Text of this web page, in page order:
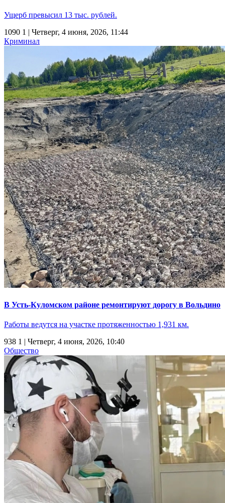
Ущерб превысил 13 тыс. рублей.
1090 1 | Четверг, 4 июня, 2026, 11:44
Криминал
В Усть-Куломском районе ремонтируют дорогу в Вольдино
Работы ведутся на участке протяженностью 1,931 км.
938 1 | Четверг, 4 июня, 2026, 10:40
Общество